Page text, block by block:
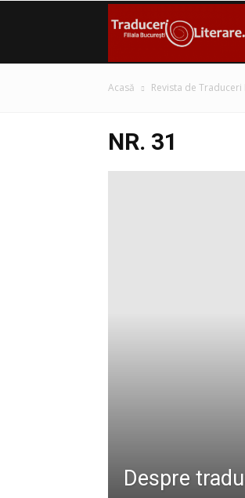
Acasă Revista de Traduceri
NR. 31
Despre